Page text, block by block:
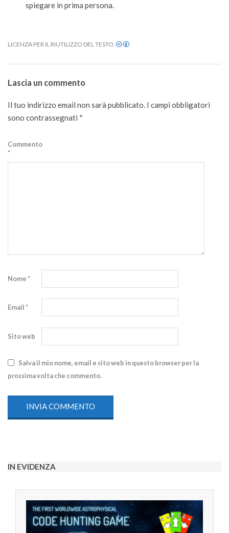
spiegare in prima persona.
LICENZA PER IL RIUTILIZZO DEL TESTO:
2020-
Lascia un commento
Il tuo indirizzo email non sarà pubblicato. I campi obbligatori
sono contrassegnati *
Commento
*
Nome*
Email*
Sito web
Salva il mio nome, email e sito web in questo browser per la
prossima volta che commento.
IN EVIDENZA